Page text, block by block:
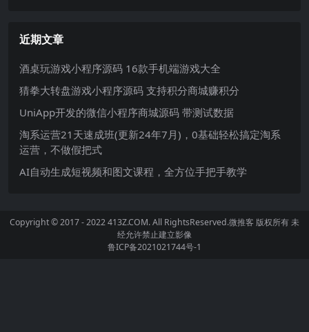
近期文章
酒桌玩游戏小程序源码 16款手机端游戏大全
猜拳大转盘游戏小程序源码 支持积分商城赚积分
UniApp开发的微信小程序商城源码 带测试数据
淘系运营21天速成班(更新24年7月)，0基础轻松搞定淘系
运营，不做假把式
AI自动生成短视频和图文课程，全方位手把手教学
Copyright © 2017 - 2022 413Z.COM. All RightsReserved.微推客 版权所有 未
经允许禁止建立影像
鲁ICP备2021021744号-1